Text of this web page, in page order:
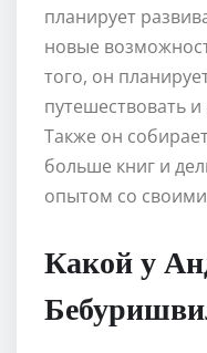
планирует
новые
того, он
путешествовать
Также он
больше книг и
опытом со
Какой у